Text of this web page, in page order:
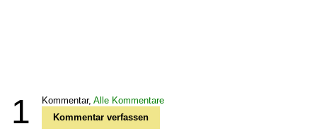
1 Kommentar, Alle Kommentare
Kommentar verfassen